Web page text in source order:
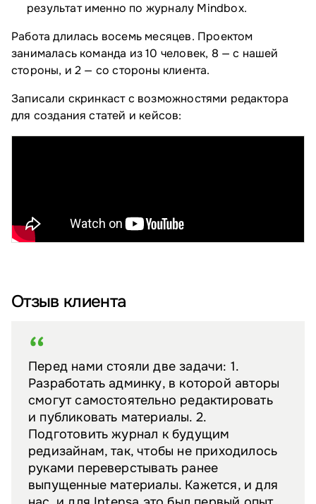
результат именно по журналу Mindbox.
Работа длилась восемь месяцев. Проектом
занималась команда из 10 человек, 8 — с нашей
стороны, и 2 — со стороны клиента.
Записали скринкаст с возможностями редактора
для создания статей и кейсов:
Отзыв клиента
Перед нами стояли две задачи: 1.
Разработать админку, в которой авторы
смогут самостоятельно редактировать
и публиковать материалы. 2.
Подготовить журнал к будущим
редизайнам, так, чтобы не приходилось
руками переверстывать ранее
выпущенные материалы. Кажется, и для